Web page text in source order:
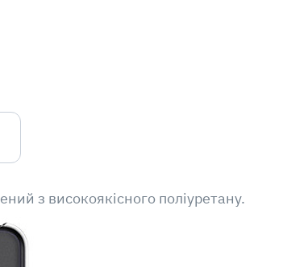
з високоякісного поліуретану.